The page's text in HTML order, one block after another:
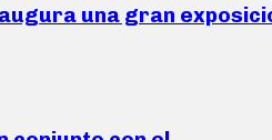
una gran